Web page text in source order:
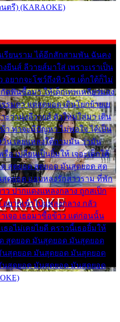
ตรี) (KARAOKE)
รียนราม ได้อีกสักสามพัน ฉันคง
ยีนส์ ลีวายส์มาใส่ เพราะเราเป็น
อยากจะโชว์ถึงหิวโซ เด็กใต้ก็ไม่
ฟันซื้อมา ให้เด็กเทพเหลียวมอง
รมดา แต่สุดยอด เดินโยกย้ายเย
ะว่านุ่งลีวายส์ ตัวใหม่ใส่มา เดิน
า ท่าจะมีปัญหา ไม่พอใจ ได้เป็น
น เลยแหลงใต้ถามมัน ว่ามัน
เปลี่ยนเป็นยิ้มให้ เจอะเด็กใต้
ด สุดยอด สุดยอด มันสุดยอด สุด
ดยอด แอบหลงรักสาวราม ที่พัก
ว ปากแดงแหลงกลาง ถูกสเป็ก
อยากเข้าไปแหลงกลาง กลัว
เจอ เธอมาซื้อข้าว แต่ก่อนนั้น
ธอไม่เคยไยดี คราวนี้เธอยิ้มให้
สุดยอด มันสุดยอด มันสุดยอด
สุดยอด มันสุดยอด มันสุดยอด
สุดยอด มันสุดยอด มันสุดยอด